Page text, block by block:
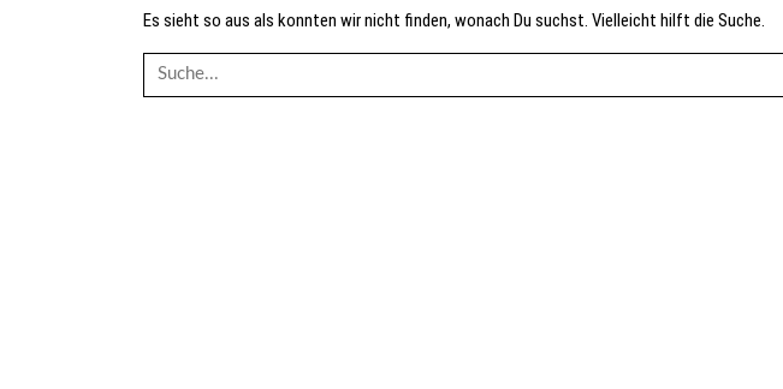
Es sieht so aus als konnten wir nicht finden, wonach Du suchst. Vielleicht hilft die Suche.
Suche
nach: